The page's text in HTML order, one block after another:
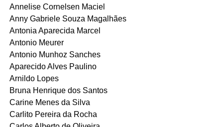
Annelise Cornelsen Maciel
Anny Gabriele Souza Magalhães
Antonia Aparecida Marcel
Antonio Meurer
Antonio Munhoz Sanches
Aparecido Alves Paulino
Arnildo Lopes
Bruna Henrique dos Santos
Carine Menes da Silva
Carlito Pereira da Rocha